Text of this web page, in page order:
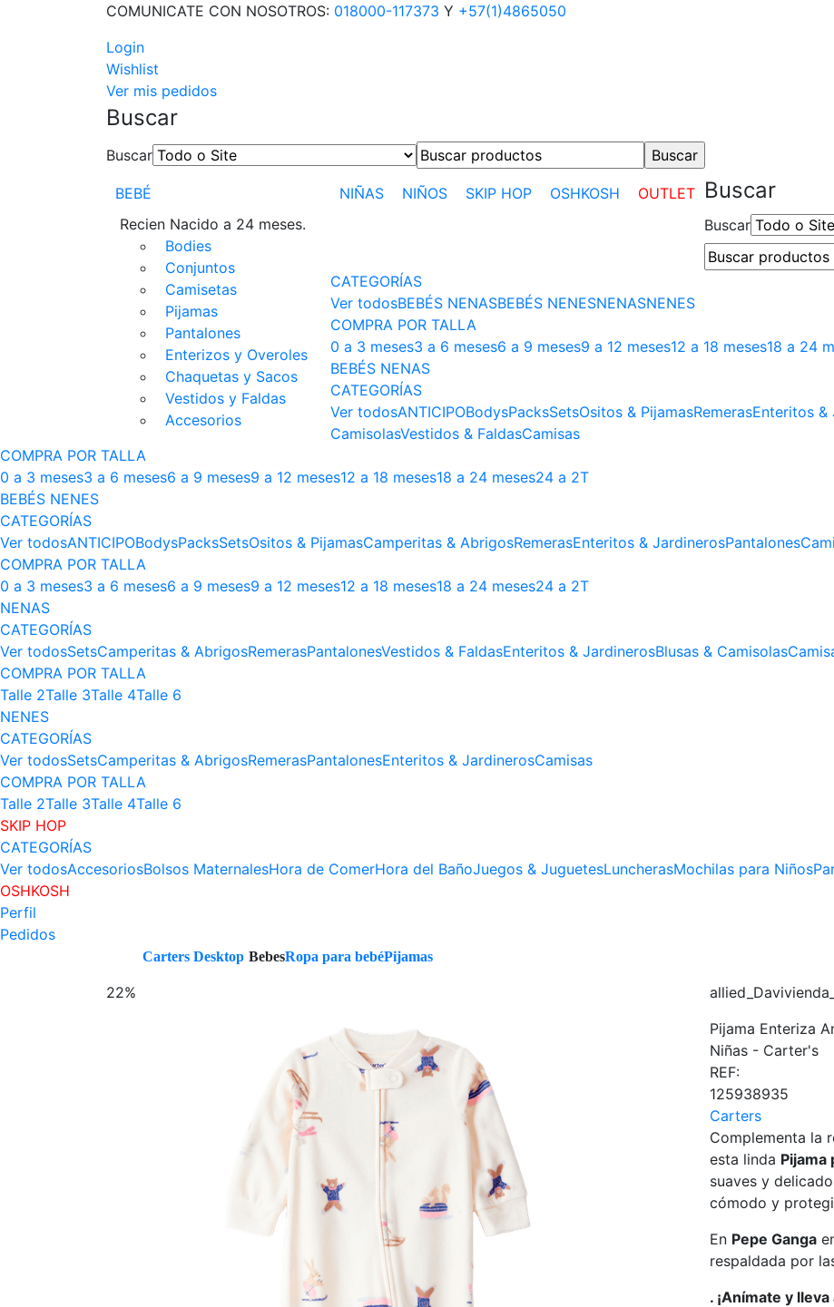
COMUNICATE CON NOSOTROS: 018000-117373 Y +57(1)4865050
Login
Wishlist
Ver mis pedidos
Buscar
Buscar
BEBÉ
Recien Nacido a 24 meses.
Bodies
Conjuntos
Camisetas
Pijamas
Pantalones
Enterizos y Overoles
Chaquetas y Sacos
Vestidos y Faldas
Accesorios
NIÑAS NIÑOS SKIP HOP OSHKOSH OUTLET Buscar
Buscar
CATEGORÍAS
Ver todosBEBÉS NENASBEBÉS NENESNENASNENES
COMPRA POR TALLA
0 a 3 meses3 a 6 meses6 a 9 meses9 a 12 meses12 a 18 meses18 a 24
BEBÉS NENAS
CATEGORÍAS
Ver todosANTICIPOBodysPacksSetsOsitos & PijamasRemerasEnteritos &
CamisolasVestidos & FaldasCamisas
COMPRA POR TALLA
0 a 3 meses3 a 6 meses6 a 9 meses9 a 12 meses12 a 18 meses18 a 24 meses24 a 2T
BEBÉS NENES
CATEGORÍAS
Ver todosANTICIPOBodysPacksSetsOsitos & PijamasCamperitas & AbrigosRemerasEnteritos & JardinerosPantalones
COMPRA POR TALLA
0 a 3 meses3 a 6 meses6 a 9 meses9 a 12 meses12 a 18 meses18 a 24 meses24 a 2T
NENAS
CATEGORÍAS
Ver todosSetsCamperitas & AbrigosRemerasPantalonesVestidos & FaldasEnteritos & JardinerosBlusas & Camisolas
COMPRA POR TALLA
Talle 2Talle 3Talle 4Talle 6
NENES
CATEGORÍAS
Ver todosSetsCamperitas & AbrigosRemerasPantalonesEnteritos & JardinerosCamisas
COMPRA POR TALLA
Talle 2Talle 3Talle 4Talle 6
SKIP HOP
CATEGORÍAS
Ver todosAccesoriosBolsos MaternalesHora de ComerHora del BañoJuegos & JuguetesLuncherasMochilas para Niños
OSHKOSH
Perfil
Pedidos
Carters Desktop BebesRopa para bebéPijamas
22%
Pijama Enteriza
Niñas - Carter's
REF:
125938935
Carters
Complementa la
esta linda Pijama
suaves y
cómodo y
En Pepe Ganga
respaldada por
. ¡Anímate y